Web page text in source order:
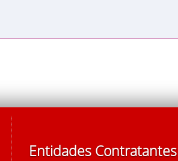
Entidades Contratantes